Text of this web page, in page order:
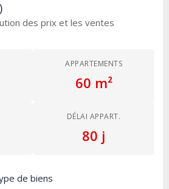
des prix et les ventes
APPARTEMENTS
60 m²
DÉLAI APPART.
80 j
de biens